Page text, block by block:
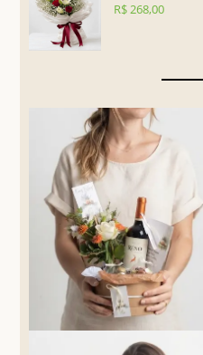
R$268,00